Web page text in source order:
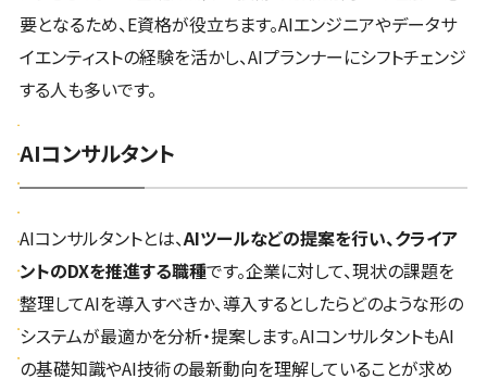
要となるため、E資格が役立ちます。AIエンジニアやデータサ
イエンティストの経験を活かし、AIプランナーにシフトチェンジ
する人も多いです。
AIコンサルタント
AIコンサルタントとは、AIツールなどの提案を行い、クライア
ントのDXを推進する職種です。企業に対して、現状の課題を
整理してAIを導入すべきか、導入するとしたらどのような形の
システムが最適かを分析・提案します。AIコンサルタントもAI
の基礎知識やAI技術の最新動向を理解していることが求め